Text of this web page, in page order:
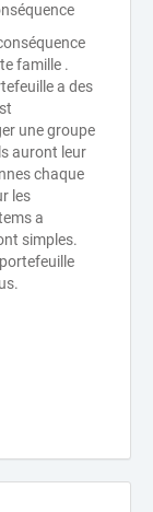
famille .
a des
une groupe
auront leur
chaque
les
a
simples.